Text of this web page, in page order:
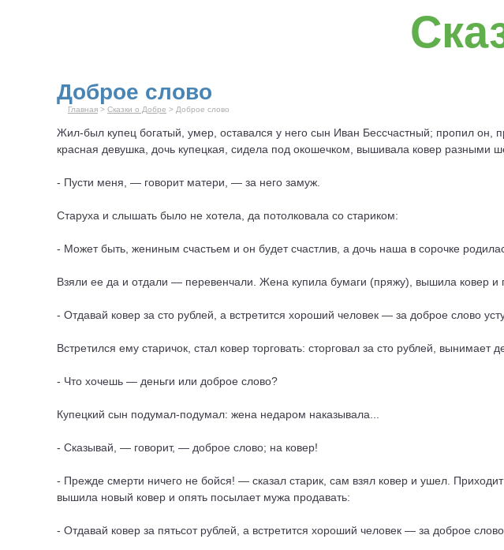
Доброе слово
Главная > Сказки о Добре > Доброе слово
Жил-был купец богатый, умер, оставался у него сын Иван Бессчастный; пропил он,
красная девушка, дочь купецкая, сидела под окошечком, вышивала ковер разными
- Пусти меня, — говорит матери, — за него замуж.
Старуха и слышать было не хотела, да потолковала со стариком:
- Может быть, жениным счастьем и он будет счастлив, а дочь наша в сорочке
Взяли ее да и отдали — перевенчали. Жена купила бумаги (пряжу), вышила ковер и
- Отдавай ковер за сто рублей, а встретится хороший человек — за доброе слово
Встретился ему старичок, стал ковер торговать: сторговал за сто рублей, вынимает
- Что хочешь — деньги или доброе слово?
Купецкий сын подумал-подумал: жена недаром наказывала...
- Сказывай, — говорит, — доброе слово; на ковер!
- Прежде смерти ничего не бойся! — сказал старик, сам взял ковер и ушел.
вышила новый ковер и опять посылает мужа продавать:
- Отдавай ковер за пятьсот рублей, а встретится хороший человек — за доброе слово